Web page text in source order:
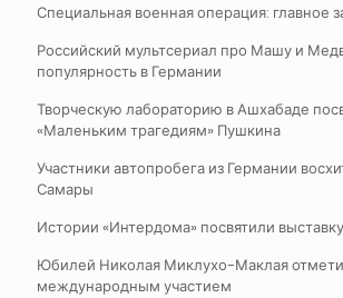
Специальная военная операция: главное
Российский мультсериал про Машу и
популярность в Германии
Творческую лабораторию в Ашхабаде
«Маленьким трагедиям» Пушкина
Участники автопробега из Германии
Самары
Истории «Интердома» посвятили выставку
Юбилей Николая Миклухо-Маклая
международным участием